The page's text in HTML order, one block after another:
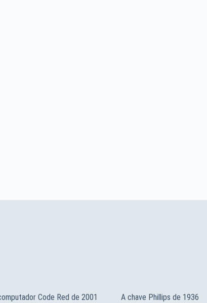
Code Red de 2001 A chave Phillips de 1936